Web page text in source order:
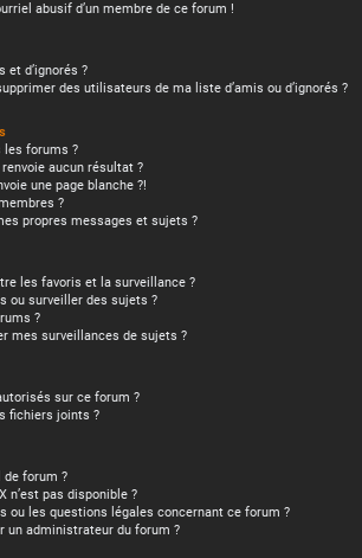
abusif d’un membre de ce forum !
et d’ignorés ?
des utilisateurs de ma liste d’amis ou d’ignorés ?
les forums ?
aucun résultat ?
une page blanche ?!
?
propres messages et sujets ?
les favoris et la surveillance ?
ou surveiller des sujets ?
?
mes surveillances de sujets ?
sur ce forum ?
fichiers joints ?
de forum ?
n’est pas disponible ?
ou les questions légales concernant ce forum ?
un administrateur du forum ?